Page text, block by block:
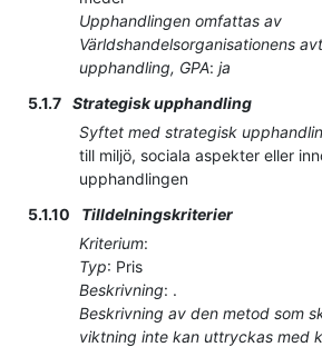
Upphandlingen omfattas av
Världshandelsorganisationens
upphandling, GPA: ja
5.1.7 Strategisk upphandling
Syftet med strategisk
till miljö, sociala aspekter eller
upphandlingen
5.1.10
Tilldelningskriterier
Kriterium:
Typ: Pris
Beskrivning: .
Beskrivning av den metod som
viktning inte kan uttryckas med